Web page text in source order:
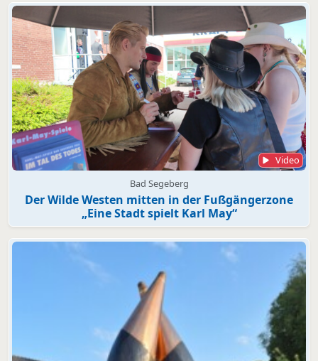
Video
Bad Segeberg
Der Wilde Westen mitten in der Fußgängerzone
„Eine Stadt spielt Karl May“